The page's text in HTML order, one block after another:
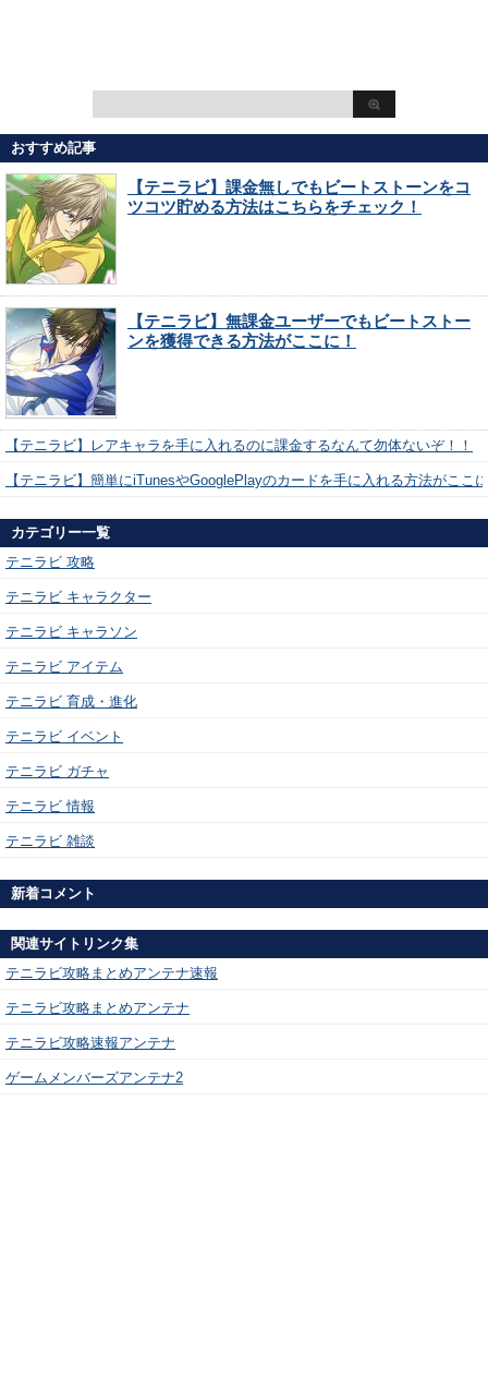
おすすめ記事
【テニラビ】課金無しでもビートストーンをコ
ツコツ貯める方法はこちらをチェック！
【テニラビ】無課金ユーザーでもビートストー
ンを獲得できる方法がここに！
【テニラビ】レアキャラを手に入れるのに課金するなんて勿体ないぞ！！
【テニラビ】簡単にiTunesやGooglePlayのカードを手に入れる方法がここ
カテゴリー一覧
テニラビ 攻略
テニラビ キャラクター
テニラビ キャラソン
テニラビ アイテム
テニラビ 育成・進化
テニラビ イベント
テニラビ ガチャ
テニラビ 情報
テニラビ 雑談
新着コメント
関連サイトリンク集
テニラビ攻略まとめアンテナ速報
テニラビ攻略まとめアンテナ
テニラビ攻略速報アンテナ
ゲームメンバーズアンテナ2